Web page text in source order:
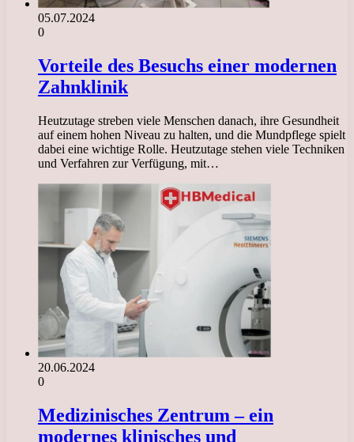
05.07.2024
0
Vorteile des Besuchs einer modernen
Zahnklinik
Heutzutage streben viele Menschen danach, ihre Gesundheit
auf einem hohen Niveau zu halten, und die Mundpflege spielt
dabei eine wichtige Rolle. Heutzutage stehen viele Techniken
und Verfahren zur Verfügung, mit…
20.06.2024
0
Medizinisches Zentrum – ein
modernes klinisches und